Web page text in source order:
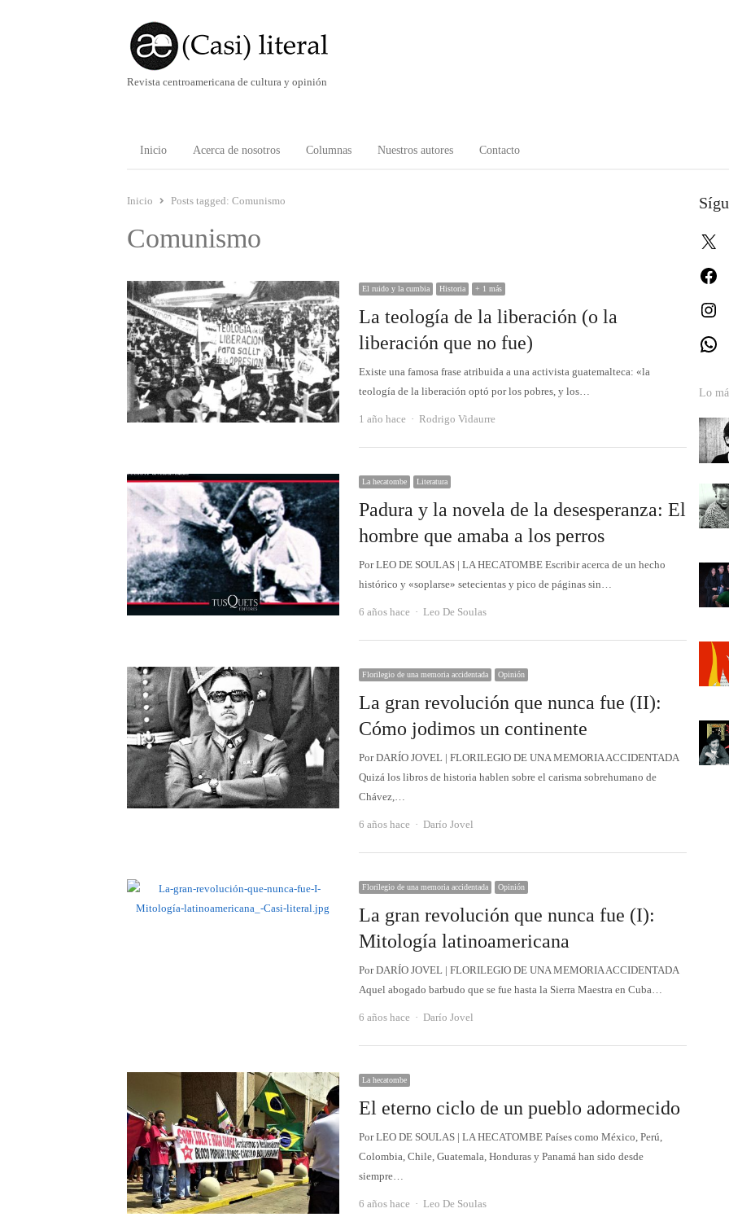
Revista centroamericana de cultura y opinión
Inicio Acerca de nosotros Columnas Nuestros autores Contacto
Inicio Posts tagged: Comunismo
Comunismo
El ruido y la cumbia Historia + 1 más
La teología de la liberación (o la
liberación que no fue)
Existe una famosa frase atribuida a una activista guatemalteca: «la
teología de la liberación optó por los pobres, y los…
1 año hace Autor
Rodrigo Vidaurre
La hecatombe Literatura
Padura y la novela de la desesperanza: El
hombre que amaba a los perros
Por LEO DE SOULAS | LA HECATOMBE Escribir acerca de un hecho
histórico y «soplarse» setecientas y pico de páginas sin…
6 años hace Autor
Leo De Soulas
Florilegio de una memoria accidentada Opinión
La gran revolución que nunca fue (II):
Cómo jodimos un continente
Por DARÍO JOVEL | FLORILEGIO DE UNA MEMORIA ACCIDENTADA
Quizá los libros de historia hablen sobre el carisma sobrehumano de
Chávez,…
6 años hace Autor
Darío Jovel
Florilegio de una memoria accidentada Opinión
La gran revolución que nunca fue (I):
Mitología latinoamericana
Por DARÍO JOVEL | FLORILEGIO DE UNA MEMORIA ACCIDENTADA
Aquel abogado barbudo que se fue hasta la Sierra Maestra en Cuba…
6 años hace Autor
Darío Jovel
La hecatombe
El eterno ciclo de un pueblo adormecido
Por LEO DE SOULAS | LA HECATOMBE Países como México, Perú,
Colombia, Chile, Guatemala, Honduras y Panamá han sido desde
siempre…
6 años hace Autor
Leo De Soulas
Lo